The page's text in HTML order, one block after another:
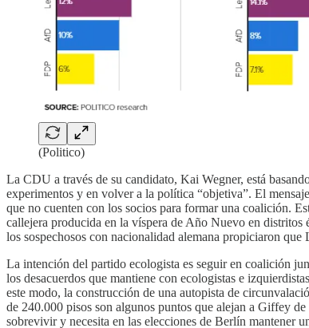
(Politico)
La CDU a través de su candidato, Kai Wegner, está
experimentos y en volver a la política “objetiva”. El
que no cuenten con los socios para formar una coalición.
callejera producida en la víspera de Año Nuevo en distritos
los sospechosos con nacionalidad alemana propiciaron
La intención del partido ecologista es seguir en coalición
los desacuerdos que mantiene con ecologistas e
este modo, la construcción de una autopista de
de 240.000 pisos son algunos puntos que alejan a Giffey
sobrevivir y necesita en las elecciones de Berlín mantener